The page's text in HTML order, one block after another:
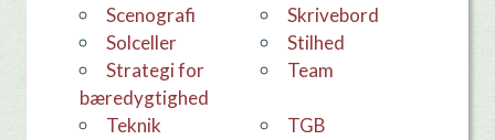
Scenografi
skrivebord
Solceller
stilhed
Strategi for
bæredygtighed
team
teknik
TGB